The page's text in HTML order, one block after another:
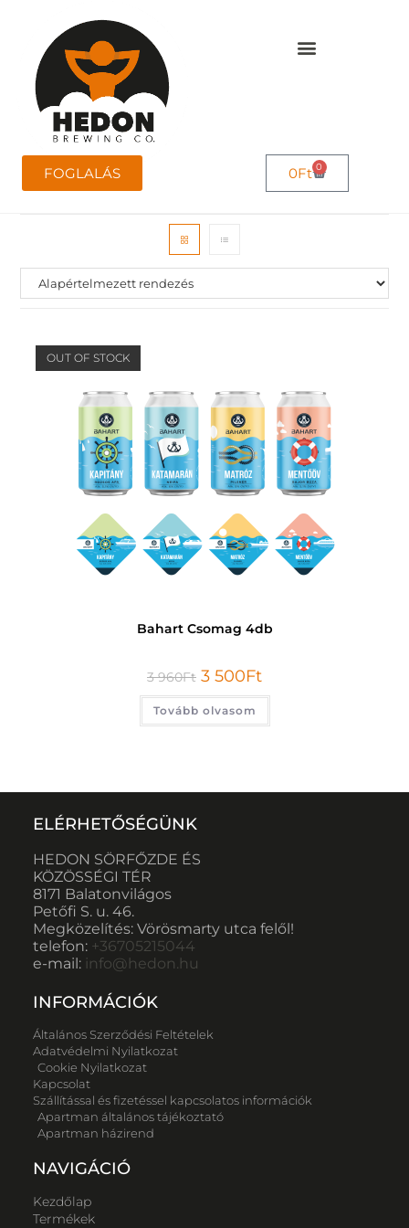
FOGLALÁS 0Ft 0
OUT OF STOCK
Bahart Csomag 4db
3 960Ft 3 500Ft
Tovább olvasom
ELÉRHETŐSÉGÜNK
HEDON SÖRFŐZDE ÉS
KÖZÖSSÉGI TÉR
8171 Balatonvilágos
Petőfi S. u. 46.
Megközelítés: Vörösmarty utca felől!
telefon: +36705215044
e-mail: info@hedon.hu
INFORMÁCIÓK
Általános Szerződési Feltételek
Adatvédelmi Nyilatkozat
Cookie Nyilatkozat
Kapcsolat
Szállítással és fizetéssel kapcsolatos információk
Apartman általános tájékoztató
Apartman házirend
NAVIGÁCIÓ
Kezdőlap
Termékek